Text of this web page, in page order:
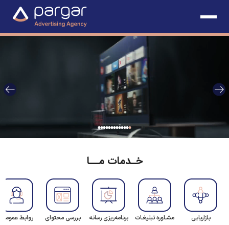
خـدمات مــا
بـازاریابـی مشـاوره تبلیغـات برنـامه‌ریزی رسانـه
بـررسی محتوای
روابـط عمومـی